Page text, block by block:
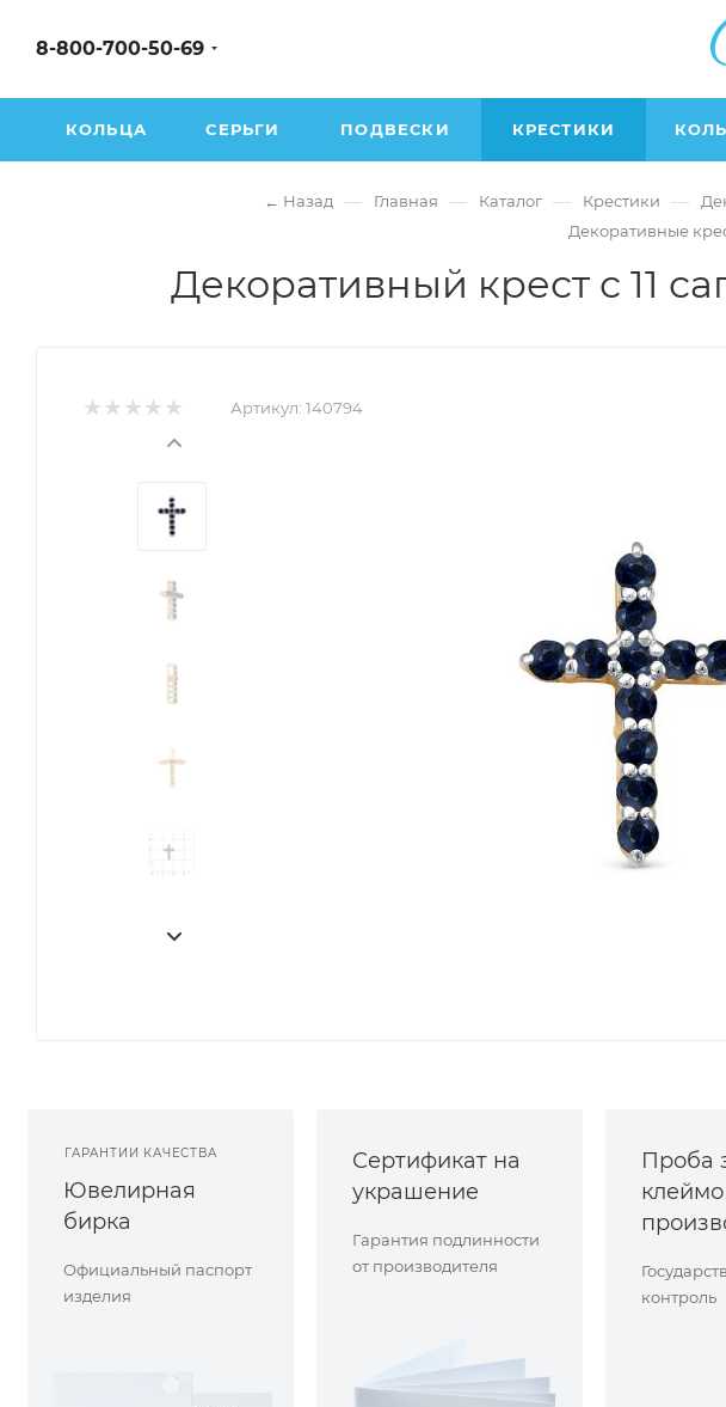
8-800-700-50-69
КОЛЬЦА СЕРЬГИ ПОДВЕСКИ КРЕСТИКИ
← Назад — Главная — Каталог — Крестики —
Декоративные
Декоративный крест с 11
Артикул: 140794
ГАРАНТИИ КАЧЕСТВА
Ювелирная
бирка
Официальный паспорт
изделия
Сертификат на
украшение
Гарантия подлинности
от производителя
Проба
клеймо
контроль